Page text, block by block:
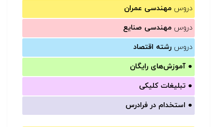
دروس مهندسی عمران
دروس مهندسی صنایع
دروس رشته اقتصاد
● آموزش‌های رایگان
● تبلیغات کلیکی
● استخدام در فرادرس